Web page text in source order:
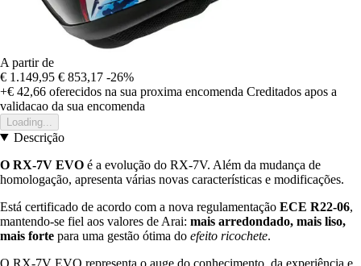
A partir de
€ 1.149,95 € 853,17 -26%
+€ 42,66 oferecidos na sua proxima encomenda Creditados apos a
validacao da sua encomenda
Loading...
Descrição
O RX-7V EVO é a evolução do RX-7V. Além da mudança de
homologação, apresenta várias novas características e modificações.
Está certificado de acordo com a nova regulamentação ECE R22-06,
mantendo-se fiel aos valores de Arai: mais arredondado, mais liso,
mais forte para uma gestão ótima do efeito ricochete.
O RX-7V EVO representa o auge do conhecimento, da experiência e